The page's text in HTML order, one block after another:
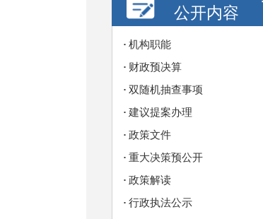
公开内容
机构职能
财政预决算
双随机抽查事项
建议提案办理
政策文件
重大决策预公开
政策解读
行政执法公示